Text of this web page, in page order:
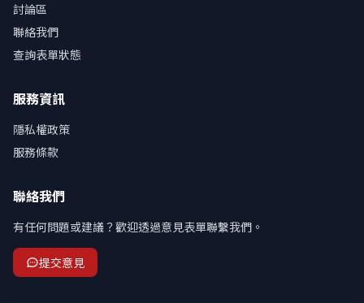
討論區
聯絡我們
查詢表單狀態
服務資訊
隱私權政策
服務條款
聯絡我們
有任何問題或建議？歡迎透過意見表單聯繫我們。
提交意見